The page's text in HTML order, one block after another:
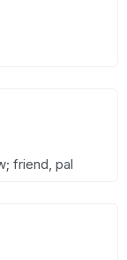
friend, pal